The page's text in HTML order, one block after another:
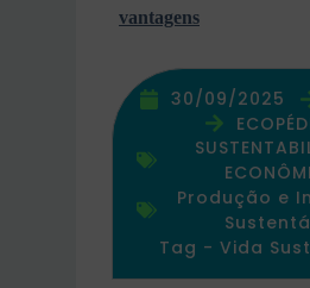
vantagens
30/09/2025
Produção e
Tag - Vida